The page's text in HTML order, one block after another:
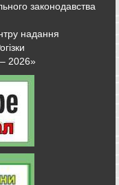
законодавства
надання
2026»